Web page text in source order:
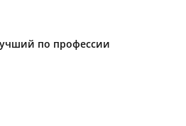
по профессии